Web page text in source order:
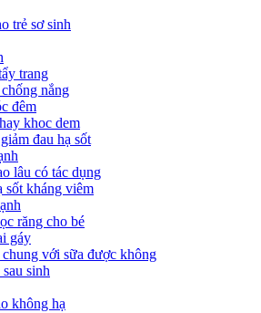
trẻ sơ sinh
trang
nắng
đêm
khoc dem
đau hạ sốt
lâu có tác dụng
sốt kháng viêm
răng cho bé
gáy
với sữa được không
sinh
không hạ